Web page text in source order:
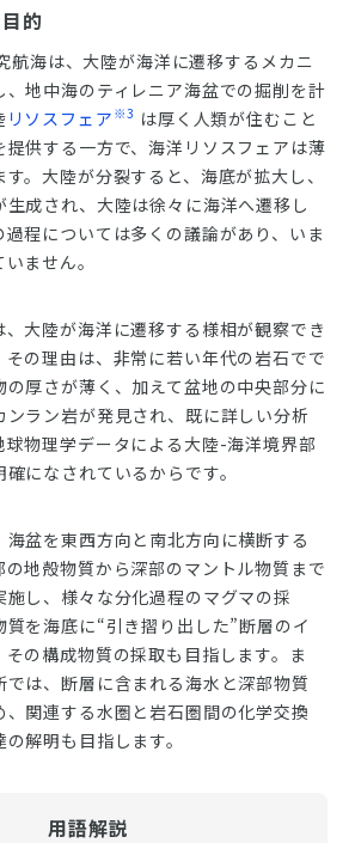
的
航海は、大陸が海洋に遷移するメカニ
、地中海のティレニア海盆での掘削を計
リソスフェア ※3 は厚く人類が住むこと
提供する一方で、海洋リソスフェアは薄
。大陸が分裂すると、海底が拡大し、
成され、大陸は徐々に海洋へ遷移し
過程については多くの議論があり、いま
ません。
、大陸が海洋に遷移する様相が観察でき
その理由は、非常に若い年代の岩石でで
の厚さが薄く、加えて盆地の中央部分に
ンラン岩が発見され、既に詳しい分析
物理学データによる大陸-海洋境界部
になされているからです。
海盆を東西方向と南北方向に横断する
地殻物質から深部のマントル物質まで
施し、様々な分化過程のマグマの採
を海底に“引き摺り出した”断層のイ
その構成物質の採取も目指します。ま
では、断層に含まれる海水と深部物質
、関連する水圏と岩石圏間の化学交換
解明も目指します。
用語解説